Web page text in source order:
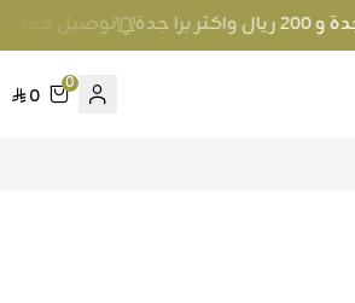
توصيل مجاني عند الطلب بمبلغ 100
0
0